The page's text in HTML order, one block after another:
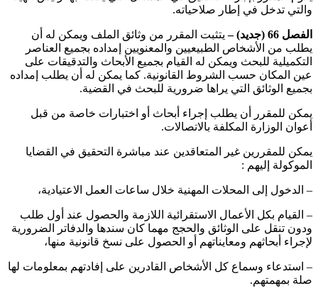
والتي تدخل في إطار صلاحياته.
الفصل 66 (جديد) –
يتثبت المقرر من وثائق الملف ويمكن له أن
يطلب من الأشخاص الطبيعيين والمعنويين إمداده بجميع العناصر
التكميلية للبحث ويمكن له القيام بجميع الأبحاث والتدقيقات على
عين المكان حسب الشروط القانونية. كما يمكن له أن يطلب إمداده
بجميع الوثائق التي يراها ضرورية للبحث في القضية.
يمكن للمقرر أن يطلب إجراء أبحاث أو اختبارات خاصة من قبل
أعوان الوزارة المكلفة بالاتصالات.
يمكن للمقررين غير المتعاقدين عند مباشرة التحقيق في القضايا
الموكولة إليهم :
– الدخول إلى المحلات المهنية خلال ساعات العمل الاعتيادية،
– القيام بكل الأعمال الاستقرائية اللازمة والحصول عند أول طلب
ودون تنقل على الوثائق والحجج مهما كان سندها والدفاتر الضرورية
لإجراء أبحاثهم ومعايناتهم أو الحصول على نسخ قانونية منها،
– استدعاء وسماع كل الأشخاص القادرين على إفادتهم بمعلومات لها
صلة بمهمتهم.